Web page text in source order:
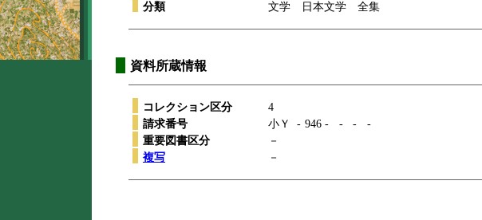
分類
文学 日本文学 全集
資料所蔵情報
コレクション区分
4
請求番号
小Ｙ - 946 - - -
-
重要図書区分
－
複写
－